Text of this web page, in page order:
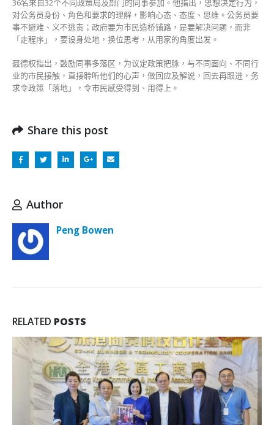
造
桥
铺
路〉
中
36名来自32个不同政策局及部门的同事参加。他指出，思想决定行为，
对公务员身份、角色和要求的理解，影响心态、态度、思维。公务员要
事不避难、义不逃责；政府要为市民造桥铺路，是要解决问题，而非
「走程序」，要设身处地，换位思考，从用家的角度出发。
聂德权指出，鼓励同事多落区，为议定政策把脉，与不同面向、不同行
业的市民接触，直接聆听他们的心声，做回应及解说，回去再跟进，务
求令政策「落地」，令市民感受得到、用得上。
Share this post
Author
Peng Bowen
RELATED POSTS